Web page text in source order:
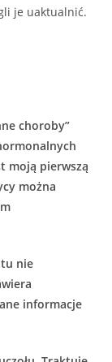
je uaktualnić.
choroby”
moją pierwszą
można
nie
informacje